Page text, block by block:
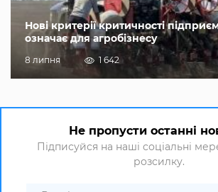
Нові критерії критичності
означає для агробізнесу
8 липня 1 642
Не пропусти останні
Підписуйся на наші соціальні
розсилку.